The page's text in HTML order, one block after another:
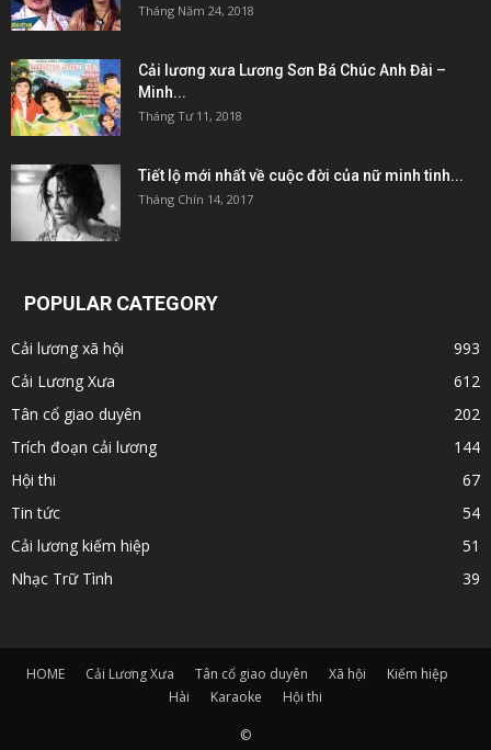
Tháng Năm 24, 2018
Cải lương xưa Lương Sơn Bá Chúc Anh Đài –
Minh...
Tháng Tư 11, 2018
Tiết lộ mới nhất về cuộc đời của nữ minh tinh...
Tháng Chín 14, 2017
POPULAR CATEGORY
Cải lương xã hội
993
Cải Lương Xưa
612
Tân cổ giao duyên
202
Trích đoạn cải lương
144
Hội thi
67
Tin tức
54
Cải lương kiếm hiệp
51
Nhạc Trữ Tình
39
HOME Cải Lương Xưa Tân cổ giao duyên Xã hội
Kiếm hiệp
Hài
Karaoke Hội thi
©